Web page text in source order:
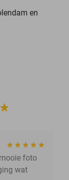
en
foto
wat